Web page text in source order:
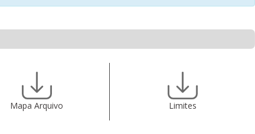
Mapa Arquivo Limites